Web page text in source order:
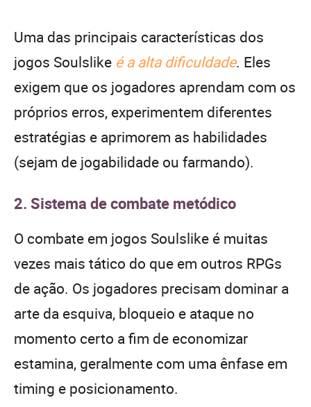
Uma das principais características dos
jogos Soulslike é a alta dificuldade. Eles
exigem que os jogadores aprendam com os
próprios erros, experimentem diferentes
estratégias e aprimorem as habilidades
(sejam de jogabilidade ou farmando).
2. Sistema de combate metódico
O combate em jogos Soulslike é muitas
vezes mais tático do que em outros RPGs
de ação. Os jogadores precisam dominar a
arte da esquiva, bloqueio e ataque no
momento certo a fim de economizar
estamina, geralmente com uma ênfase em
timing e posicionamento.